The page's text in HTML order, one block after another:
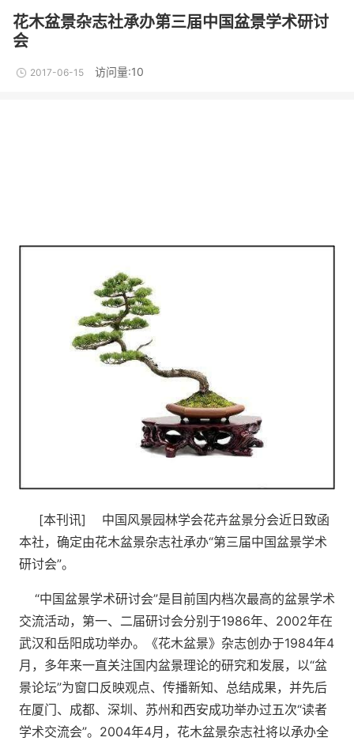
花木盆景杂志社承办第三届中国盆景学术研讨
会
2017-06-15 访问量:10
[本刊讯] 中国风景园林学会花卉盆景分会近日致函
本社，确定由花木盆景杂志社承办“第三届中国盆景学术
研讨会”。
“中国盆景学术研讨会”是目前国内档次最高的盆景学术
交流活动，第一、二届研讨会分别于1986年、2002年在
武汉和岳阳成功举办。《花木盆景》杂志创办于1984年4
月，多年来一直关注国内盆景理论的研究和发展，以“盆
景论坛”为窗口反映观点、传播新知、总结成果，并先后
在厦门、成都、深圳、苏州和西安成功举办过五次“读者
学术交流会”。2004年4月，花木盆景杂志社将以承办全